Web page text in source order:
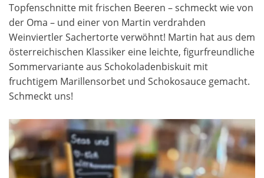
Topfenschnitte mit frischen Beeren – schmeckt wie von
der Oma – und einer von Martin verdrahden
Weinviertler Sachertorte verwöhnt! Martin hat aus dem
österreichischen Klassiker eine leichte, figurfreundliche
Sommervariante aus Schokoladenbiskuit mit
fruchtigem Marillensorbet und Schokosauce gemacht.
Schmeckt uns!